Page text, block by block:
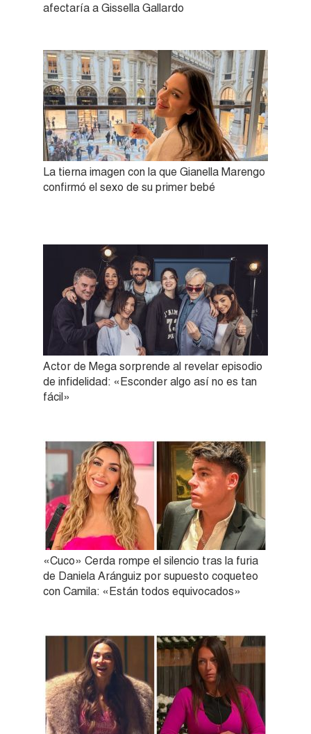
afectaría a Gissella Gallardo
La tierna imagen con la que Gianella Marengo
confirmó el sexo de su primer bebé
Actor de Mega sorprende al revelar episodio
de infidelidad: «Esconder algo así no es tan
fácil»
«Cuco» Cerda rompe el silencio tras la furia
de Daniela Aránguiz por supuesto coqueteo
con Camila: «Están todos equivocados»